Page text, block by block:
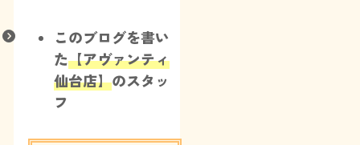
このブログを書い
た【アヴァンティ
仙台店】のスタッ
フ